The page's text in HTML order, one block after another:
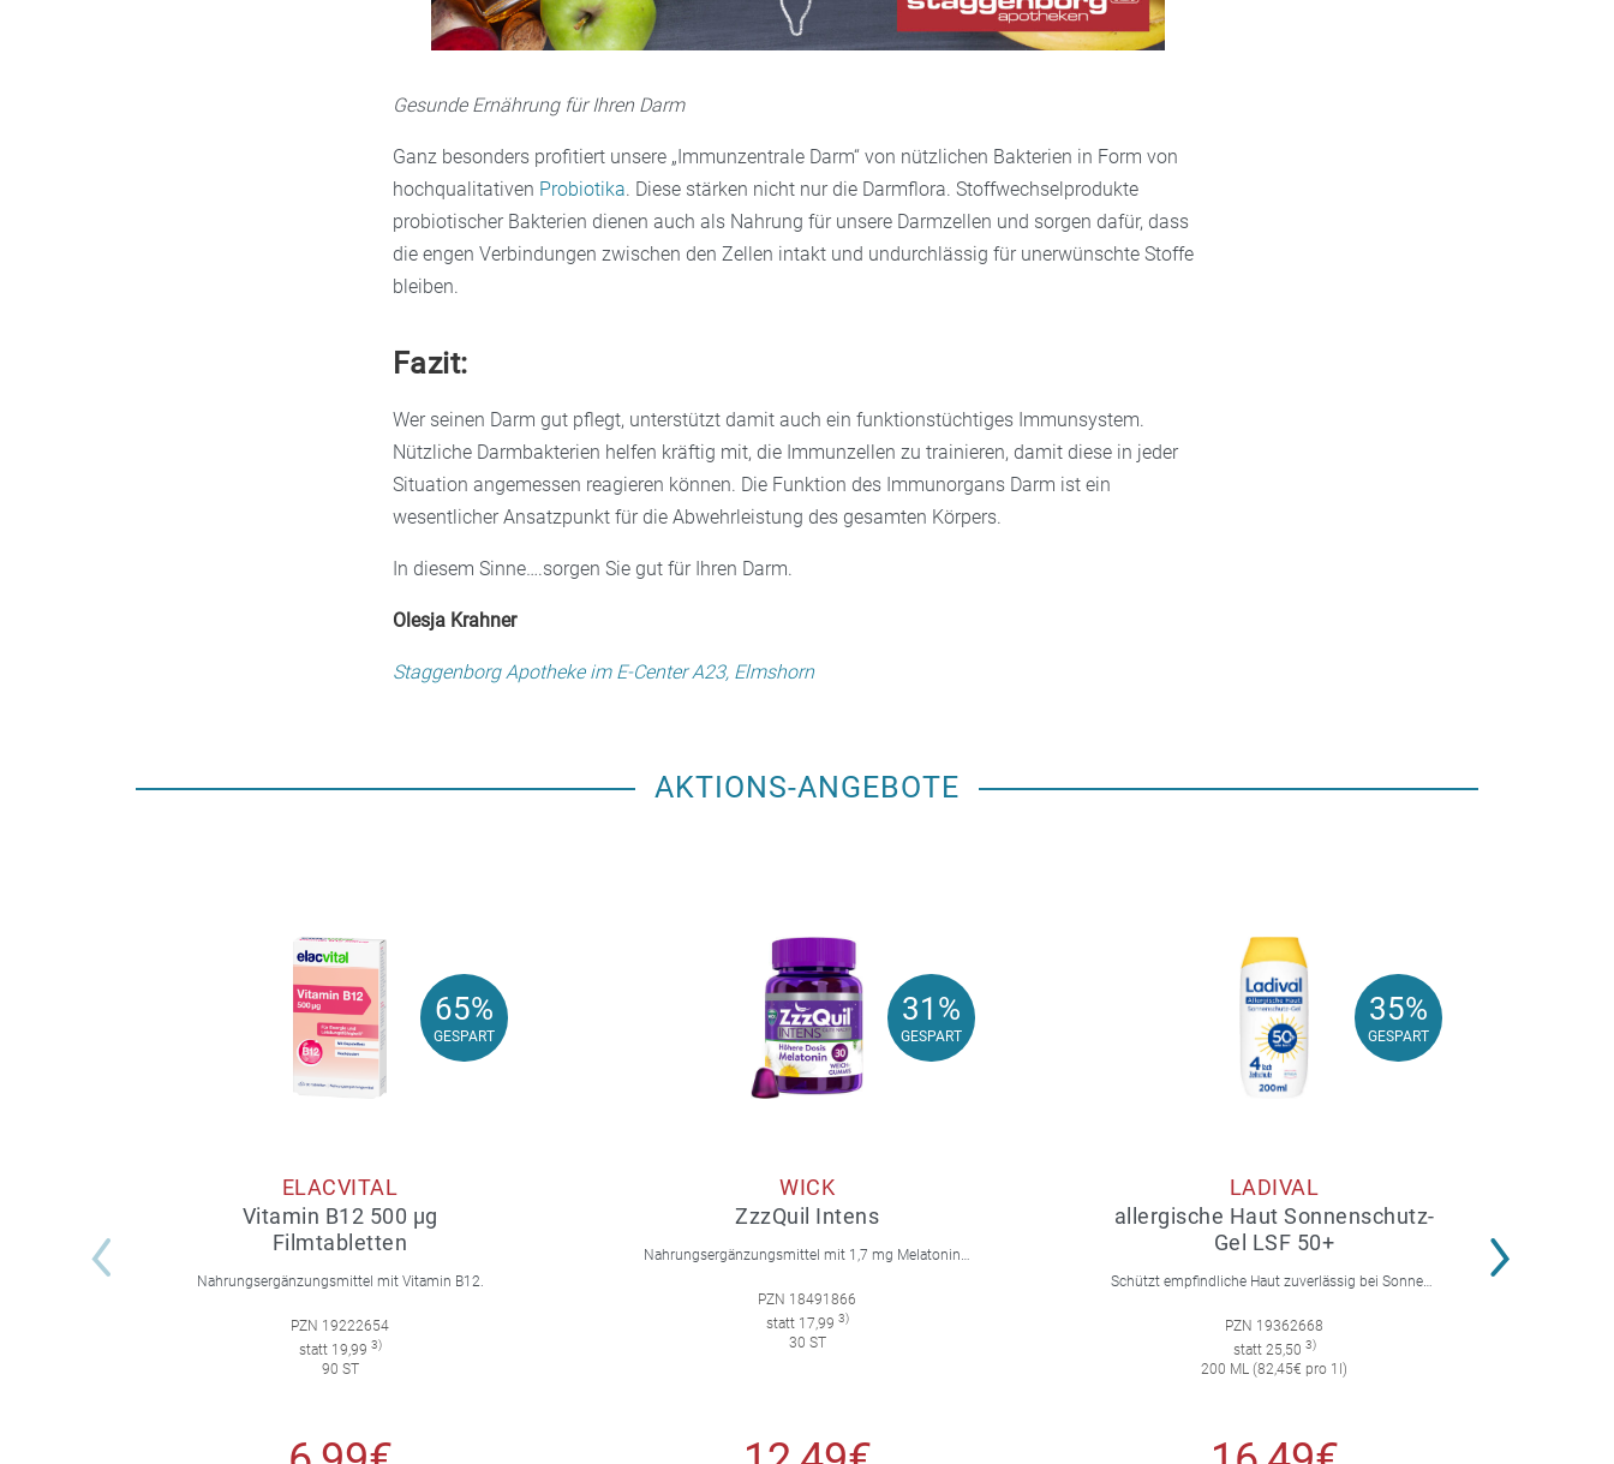
Gesunde Ernährung für Ihren Darm
Ganz besonders profitiert unsere „Immunzentrale Darm“ von nützlichen Bakterien in Form von
hochqualitativen Probiotika. Diese stärken nicht nur die Darmflora. Stoffwechselprodukte
probiotischer Bakterien dienen auch als Nahrung für unsere Darmzellen und sorgen dafür, dass
die engen Verbindungen zwischen den Zellen intakt und undurchlässig für unerwünschte Stoffe
bleiben.
Fazit:
Wer seinen Darm gut pflegt, unterstützt damit auch ein funktionstüchtiges Immunsystem.
Nützliche Darmbakterien helfen kräftig mit, die Immunzellen zu trainieren, damit diese in jeder
Situation angemessen reagieren können. Die Funktion des Immunorgans Darm ist ein
wesentlicher Ansatzpunkt für die Abwehrleistung des gesamten Körpers.
In diesem Sinne….sorgen Sie gut für Ihren Darm.
Olesja Krahner
Staggenborg Apotheke im E-Center A23, Elmshorn
AKTIONS-ANGEBOTE
65%
GESPART
65%
GESPART
ELACVITAL
Vitamin B12 500 µg
Filmtabletten
Nahrungsergänzungsmittel mit Vitamin B12.
PZN 19222654
statt 19,99 3)
90 ST
31%
GESPART
31%
GESPART
WICK
ZzzQuil Intens
Nahrungsergänzungsmittel mit 1,7 mg Melatonin, Vitamin B6, Kamille, Lavendel und Baldrian. Mit natürlichem Waldfruchtgeschmack.
PZN 18491866
statt 17,99 3)
30 ST
35%
GESPART
35%
GESPART
LADIVAL
allergische Haut Sonnenschutz-
Gel LSF 50+
Schützt empfindliche Haut zuverlässig bei Sonnenallergie und Mallorca-Akne. Mit 4-fach Zellschutz und einer leichten, nicht fettenden Gel-Formel.
PZN 19362668
statt 25,50 3)
200 ML (82,45€ pro 1l)